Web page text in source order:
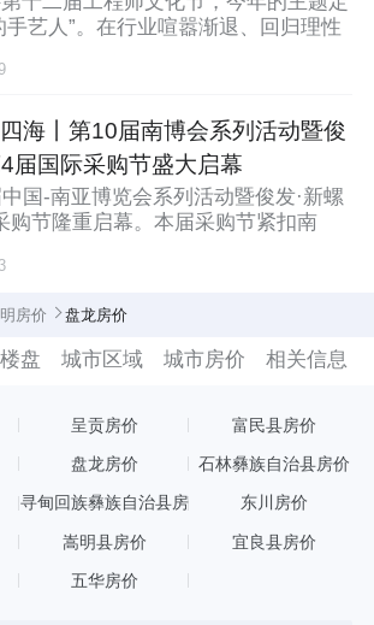
手艺人”。在行业喧嚣渐退、回归理性
海丨第10届南博会系列活动暨俊
届国际采购节盛大启幕
国-南亚博览会系列活动暨俊发·新螺
购节隆重启幕。本届采购节紧扣南
房价 盘龙房价
盘 城市区域 城市房价 相关信息
呈贡房价 富民县房价
盘龙房价 石林彝族自治县房价
寻甸回族彝族自治县房
东川房价
嵩明县房价 宜良县房价
五华房价